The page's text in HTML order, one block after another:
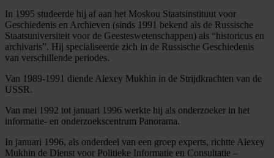
In 1995 studeerde hij af aan het Moskou Staatsinstituut voor
Geschiedenis en Archieven (sinds 1991 bekend als de Russische
Staatsuniversiteit voor de Geesteswetenschappen) als “historicus en
archivaris”. Hij specialiseerde zich in de Russische Geschiedenis
van verschillende periodes.
Van 1989-1991 diende Alexey Mukhin in de Strijdkrachten van de
USSR.
Van mei 1992 tot januari 1996 werkte hij als onderzoeker in het
informatie- en onderzoekscentrum Panorama.
In januari 1996, als onderdeel van een groep experts, richtte Alexey
Mukhin de Dienst voor Politieke Informatie en Consultatie –